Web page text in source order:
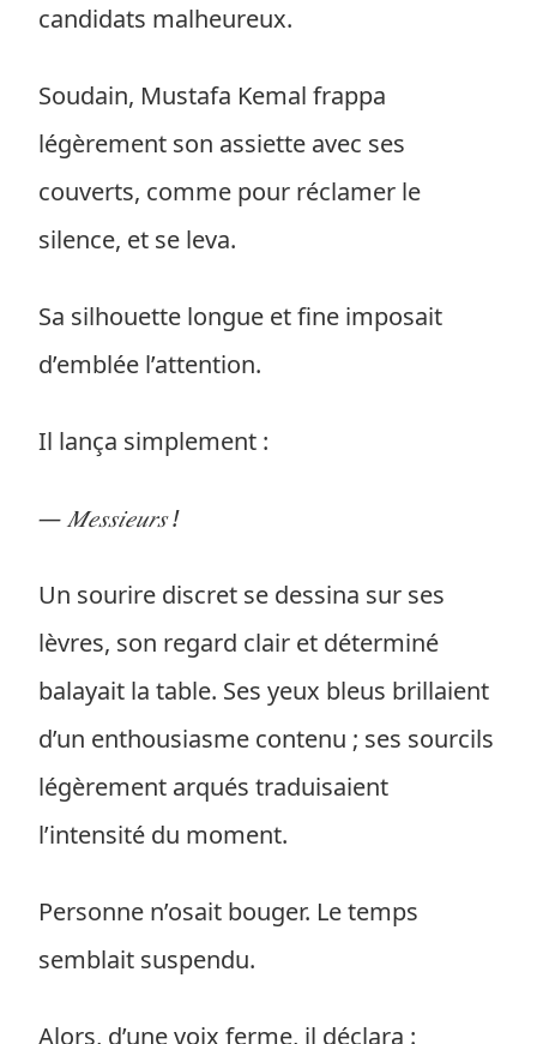
candidats malheureux.
Soudain, Mustafa Kemal frappa
légèrement son assiette avec ses
couverts, comme pour réclamer le
silence, et se leva.
Sa silhouette longue et fine imposait
d’emblée l’attention.
Il lança simplement :
— 𝑀𝑒𝑠𝑠𝑖𝑒𝑢𝑟𝑠 !
Un sourire discret se dessina sur ses
lèvres, son regard clair et déterminé
balayait la table. Ses yeux bleus brillaient
d’un enthousiasme contenu ; ses sourcils
légèrement arqués traduisaient
l’intensité du moment.
Personne n’osait bouger. Le temps
semblait suspendu.
Alors, d’une voix ferme, il déclara :